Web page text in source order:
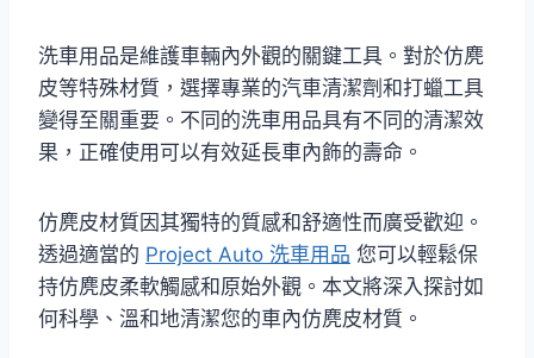
洗車用品是維護車輛內外觀的關鍵工具。對於仿麂
皮等特殊材質，選擇專業的汽車清潔劑和打蠟工具
變得至關重要。不同的洗車用品具有不同的清潔效
果，正確使用可以有效延長車內飾的壽命。
仿麂皮材質因其獨特的質感和舒適性而廣受歡迎。
透過適當的 Project Auto 洗車用品 您可以輕鬆保
持仿麂皮柔軟觸感和原始外觀。本文將深入探討如
何科學、溫和地清潔您的車內仿麂皮材質。